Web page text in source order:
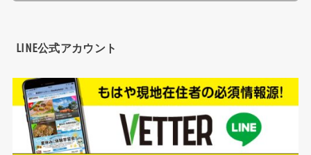
LINE公式アカウント